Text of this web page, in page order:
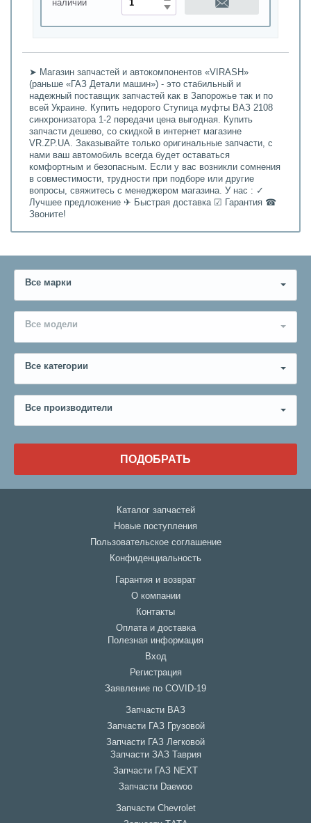
наличии
➤ Магазин запчастей и автокомпонентов «VIRASH»
(раньше «ГАЗ Детали машин») - это стабильный и
надежный поставщик запчастей как в Запорожье так и по
всей Украине. Купить недорого Ступица муфты ВАЗ 2108
синхронизатора 1-2 передачи цена выгодная. Купить
запчасти дешево, со скидкой в интернет магазине
VR.ZP.UA. Заказывайте только оригинальные запчасти, с
нами ваш автомобиль всегда будет оставаться
комфортным и безопасным. Если у вас возникли сомнения
в совместимости, трудности при подборе или другие
вопросы, свяжитесь с менеджером магазина. У нас : ✓
Лучшее предложение ✈ Быстрая доставка ☑ Гарантия ☎
Звоните!
Все марки
Все модели
Все категории
Все производители
ПОДОБРАТЬ
Каталог запчастей
Новые поступления
Пользовательское соглашение
Конфиденциальность
Гарантия и возврат
О компании
Контакты
Оплата и доставка
Полезная информация
Вход
Регистрация
Заявление по COVID-19
Запчасти ВАЗ
Запчасти ГАЗ Грузовой
Запчасти ГАЗ Легковой
Запчасти ЗАЗ Таврия
Запчасти ГАЗ NEXT
Запчасти Daewoo
Запчасти Chevrolet